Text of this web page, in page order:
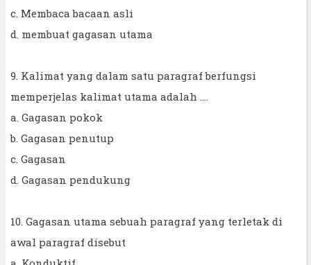
c. Membaca bacaan asli
d. membuat gagasan utama
9. Kalimat yang dalam satu paragraf berfungsi
memperjelas kalimat utama adalah ....
a. Gagasan pokok
b. Gagasan penutup
c. Gagasan
d. Gagasan pendukung
10. Gagasan utama sebuah paragraf yang terletak di
awal paragraf disebut